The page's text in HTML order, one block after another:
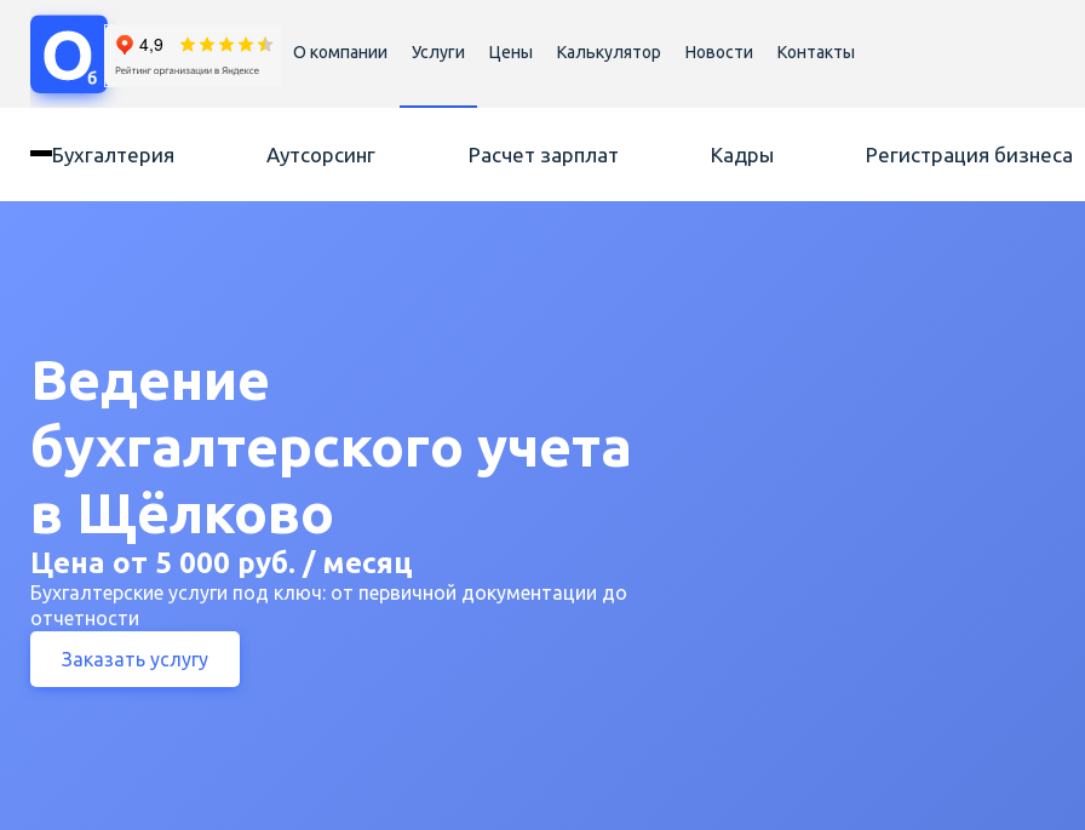
О компании Услуги Цены Калькулятор Новости Контакты
Бухгалтерия Аутсорсинг Расчет зарплат Кадры Регистрация бизнеса
Ведение
бухгалтерского учета
в Щёлково
Цена от 5 000 руб. / месяц
Бухгалтерские услуги под ключ: от первичной документации до
отчетности
Заказать услугу